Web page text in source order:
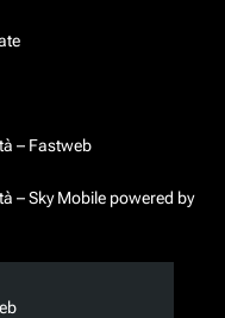
– Fastweb
– Sky Mobile powered by